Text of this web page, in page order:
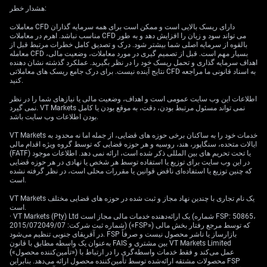
که در میان سهم‌های دیگر کم‌نظیر است. (شرکت بورسی:
شرکتی که سهامش در بورس معامله می‌شود؛ صرافی
رمزارز: سایت/اپ خریدوفروش ارز دیجیتال)
آزمون باور به بیت‌کوین
Strategy (MSTR) فقط یک سهم نرم‌افزاری نیست. این سهم
عملاً به «نماینده» احساس بازار نسبت به بیت‌کوین تبدیل
شده، با یک لایه سازوکار مالی که هم رشد و هم افت را
شدیدتر می‌کند. (نماینده/پروکسی: چیزی که به‌جای چیز دیگر
رفتار می‌کند؛ سازوکار مالی: روش‌های تأمین پول و چیدن
ساختار بدهی/سهام)
این هویت هم جذاب است و هم پرریسک. وقتی بیت‌کوین بالا
می‌رود، MSTR می‌تواند کسانی را جذب کند که سود بیشتری
همین ساختار برعکس عمل می‌کند؛ چون معامله‌گران فقط
ارزشِ قرار گرفتن در معرض بیت‌کوین را دوباره قیمت‌گذاری
نمی‌کنند، بلکه «اضافه‌قیمتِ اعتماد» به کل مدل Strategy را
هم دوباره می‌سنجند. (قرار گرفتن در معرض: میزان اثرپذیری
از یک دارایی؛ اضافه‌قیمت/پریمیوم: قیمتی بالاتر از ارزش پایه
هشدار خطر:
معاملات CFD دارای ریسک بالایی است و ممکن است برای همه سرمایه گذاران
مناسب نباشد. اهرم در معاملات CFD می تواند سود و زیان را افزایش دهد و به طور
بالقوه از سرمایه اصلی شما بیشتر شود. درک و تصدیق کامل خطرات مرتبط قبل از
معامله CFD بسیار مهم است. قبل از تصمیم گیری در مورد معاملات، وضعیت مالی،
اهداف سرمایه گذاری و تحمل ریسک خود را در نظر بگیرید. عملکرد گذشته نشان دهنده
نتایج آینده نیست. برای درک جامع ریسک های معاملاتی CFD به اسناد قانونی ما مراجعه
کنید.
اطلاعات این وب سایت عمومی است و اهداف، وضعیت مالی یا نیازهای شما را در نظر
نمی گیرد. VT Markets نمی تواند مسئول مرتبط بودن، دقت، به موقع بودن یا کامل
بودن اطلاعات وب سایت باشد.
VT Markets خدمات خود را به ساکنان برخی حوزه های قضایی، از جمله اما نه محدود به
ایالات متحده، سنگاپور، هند، روسیه و هر حوزه قضایی که توسط گروه ویژه اقدام مالی
(FATF) یا تحت تحریم های بین المللی ذکر شده است، ارائه نمی دهد. اطلاعات موجود
در این وب سایت برای توزیع یا استفاده توسط هر شخص یا نهادی در هر حوزه قضایی
که چنین توزیع یا استفاده‌ای ناقض قوانین یا مقررات محلی است، در نظر گرفته نشده
است.
VT Markets یک نام تجاری با چندین نهاد مجاز و ثبت شده در حوزه های قضایی مختلف
است.
· VT Markets (Pty) Ltd یک ارائه‌دهنده خدمات مالی مجاز است (شماره FSP: 50865،
شماره ثبت شرکت: 2015/072049/07) («FSP») که توسط مرجع رفتار بخش مالی
در آفریقای جنوبی تنظیم می‌شود. FSP بازارساز یا ناشر محصول نیست و صرفاً
به‌عنوان یک واسطه مطابق با قانون FAIS بین مشتری و VT Markets Limited
(«تأمین‌کننده محصول») عمل می‌کند و فقط خدمات واسطه‌گری را در ارتباط با
محصولات مشتقه ارائه‌شده توسط تأمین‌کننده محصول ارائه می‌دهد. بنابراین FSP